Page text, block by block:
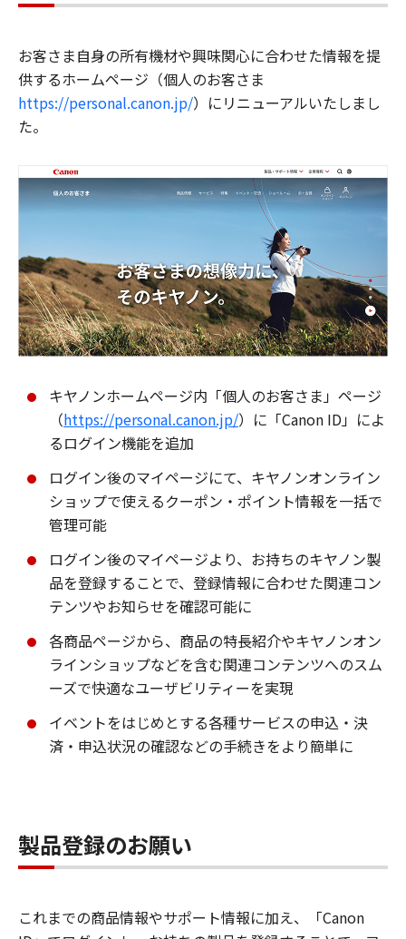
お客さま自身の所有機材や興味関心に合わせた情報を提
供するホームページ（個人のお客さま
https://personal.canon.jp/）にリニューアルいたしまし
た。
キヤノンホームページ内「個人のお客さま」ページ
（https://personal.canon.jp/）に「Canon ID」によ
るログイン機能を追加
ログイン後のマイページにて、キヤノンオンライン
ショップで使えるクーポン・ポイント情報を一括で
管理可能
ログイン後のマイページより、お持ちのキヤノン製
品を登録することで、登録情報に合わせた関連コン
テンツやお知らせを確認可能に
各商品ページから、商品の特長紹介やキヤノンオン
ラインショップなどを含む関連コンテンツへのスム
ーズで快適なユーザビリティーを実現
イベントをはじめとする各種サービスの申込・決
済・申込状況の確認などの手続きをより簡単に
製品登録のお願い
これまでの商品情報やサポート情報に加え、「Canon